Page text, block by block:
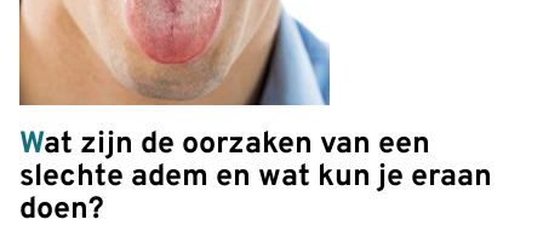
Wat zijn de oorzaken van een
slechte adem en wat kun je eraan
doen?